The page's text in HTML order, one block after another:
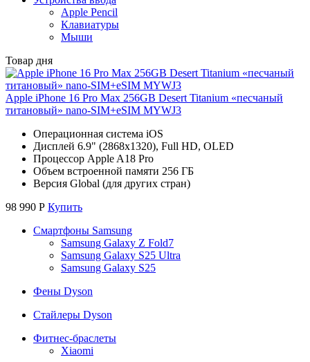
Apple Pencil
Клавиатуры
Мыши
Товар дня
Apple iPhone 16 Pro Max 256GB Desert Titanium «песчаный
титановый» nano-SIM+eSIM MYWJ3
Операционная система iOS
Дисплей 6.9" (2868x1320), Full HD, OLED
Процессор Apple A18 Pro
Объем встроенной памяти 256 ГБ
Версия Global (для других стран)
98 990 Р Купить
Смартфоны Samsung
Samsung Galaxy Z Fold7
Samsung Galaxy S25 Ultra
Samsung Galaxy S25
Фены Dyson
Стайлеры Dyson
Фитнес-браслеты
Xiaomi